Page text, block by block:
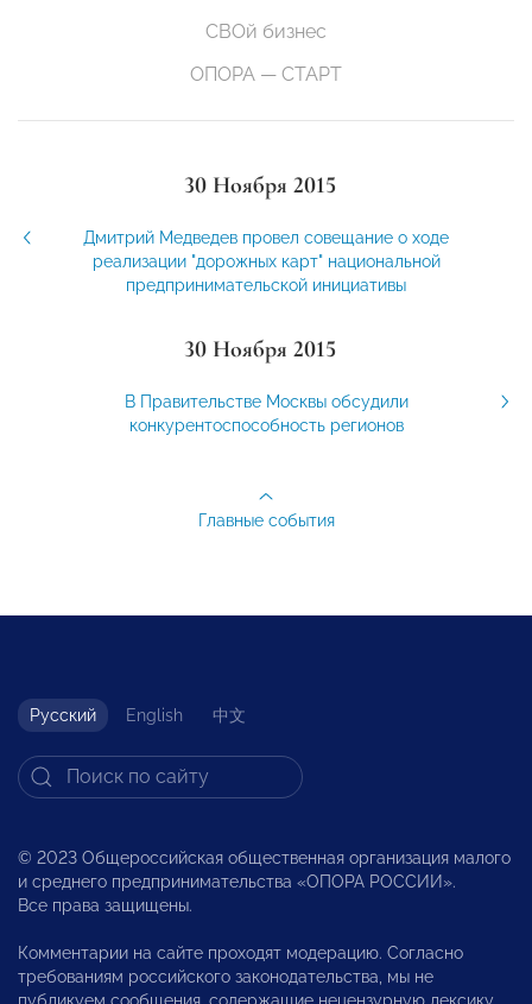
СВОй бизнес
ОПОРА — СТАРТ
30 Ноября 2015
Дмитрий Медведев провел совещание о ходе
реализации "дорожных карт" национальной
предпринимательской инициативы
30 Ноября 2015
В Правительстве Москвы обсудили
конкурентоспособность регионов
Главные события
Русский English 中文
© 2023 Общероссийская общественная организация малого
и среднего предпринимательства «ОПОРА РОССИИ».
Все права защищены.
Комментарии на сайте проходят модерацию. Согласно
требованиям российского законодательства, мы не
публикуем сообщения, содержащие нецензурную лексику